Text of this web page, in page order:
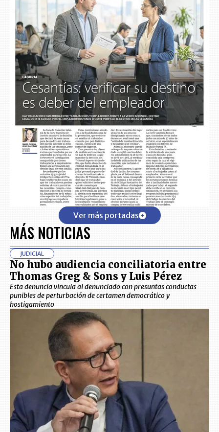
Ver más portadas
MÁS NOTICIAS
JUDICIAL
No hubo audiencia conciliatoria entre
Thomas Greg & Sons y Luis Pérez
Esta denuncia vincula al denunciado con presuntas conductas
punibles de perturbación de certamen democrático y
hostigamiento